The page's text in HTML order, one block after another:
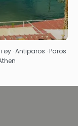
· Antiparos · Paros